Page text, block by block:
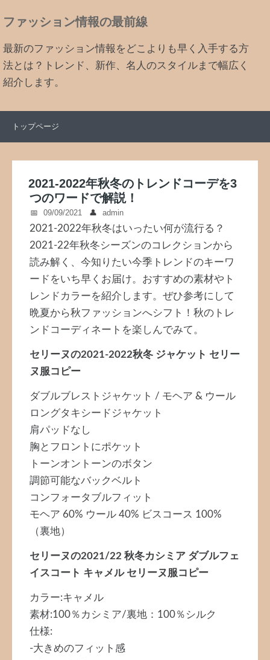
ファッション情報の最前線
最新のファッション情報をどこよりも早く入手する方
法とは？トレンド、新作、名人のスタイルまで幅広く
紹介します。
トップページ
2021-2022年秋冬のトレンドコーデを3
つのワードで解説！
09/09/2021 admin
2021-2022年秋冬はいったい何が流行る？
2021-22年秋冬シーズンのコレクションから
読み解く、今知りたい今季トレンドのキーワ
ードをいち早くお届け。おすすめの素材やト
レンドカラーを紹介します。ぜひ参考にして
晩夏から秋ファッションへシフト！秋のトレ
ンドコーディネートを楽しんでみて。
セリーヌの2021-2022秋冬 ジャケット セリー
ヌ服コピー
ダブルブレストジャケット / モヘア & ウール
ロングタキシードジャケット
肩パッドなし
胸とフロントにポケット
トーンオントーンのボタン
調節可能なバックベルト
コンフォータブルフィット
モヘア 60% ウール 40% ビスコース 100%
（裏地）
セリーヌの2021/22 秋冬カシミア ダブルフェ
イスコート キャメル セリーヌ服コピー
カラー:キャメル
素材:100％カシミア/裏地：100％シルク
仕様:
-大きめのフィット感